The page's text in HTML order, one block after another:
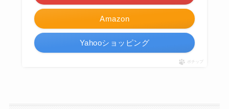
Amazon
Yahooショッピング
ポチップ